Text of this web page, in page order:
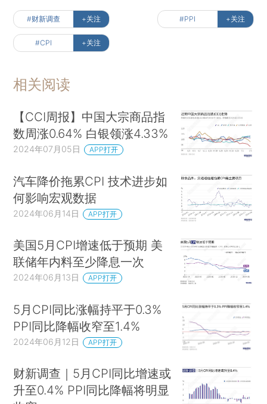
#财新调查 +关注 #PPI +关注
#CPI +关注
相关阅读
【CCI周报】中国大宗商品指
数周涨0.64% 白银领涨4.33%
2024年07月05日 APP打开
汽车降价拖累CPI 技术进步如
何影响宏观数据
2024年06月14日 APP打开
美国5月CPI增速低于预期 美
联储年内料至少降息一次
2024年06月13日 APP打开
5月CPI同比涨幅持平于0.3%
PPI同比降幅收窄至1.4%
2024年06月12日 APP打开
财新调查｜5月CPI同比增速或
升至0.4% PPI同比降幅将明显